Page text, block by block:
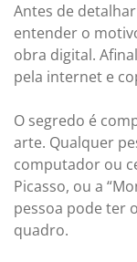
Antes de
entender o
obra digital.
pela internet e
O segredo é
arte. Qualquer
computador ou
Picasso, ou a
pessoa pode ter
quadro.